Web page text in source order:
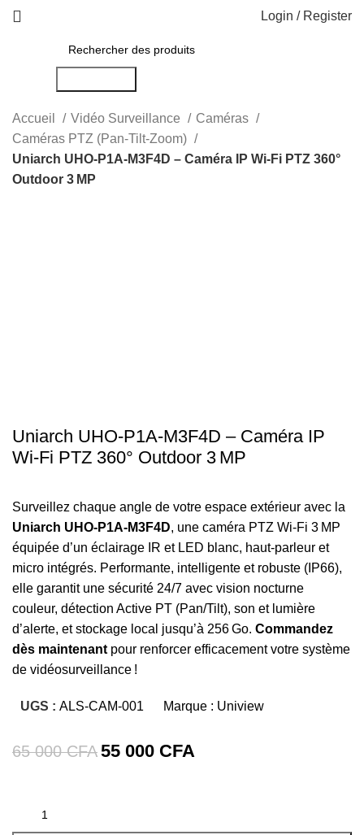
Login / Register
Accueil Vidéo Surveillance
Caméras
Caméras PTZ (Pan-Tilt-Zoom)
Uniarch UHO‑P1A‑M3F4D – Caméra IP Wi‑Fi PTZ 360°
Outdoor 3 MP
Uniarch UHO‑P1A‑M3F4D – Caméra IP
Wi‑Fi PTZ 360° Outdoor 3 MP
Surveillez chaque angle de votre espace extérieur avec la
Uniarch UHO‑P1A‑M3F4D, une caméra PTZ Wi‑Fi 3 MP
équipée d’un éclairage IR et LED blanc, haut-parleur et
micro intégrés. Performante, intelligente et robuste (IP66),
elle garantit une sécurité 24/7 avec vision nocturne
couleur, détection Active PT (Pan/Tilt), son et lumière
d’alerte, et stockage local jusqu’à 256 Go. Commandez
dès maintenant pour renforcer efficacement votre système
de vidéosurveillance !
UGS : ALS-CAM-001 Marque : Uniview
65 000CFA55 000 CFA